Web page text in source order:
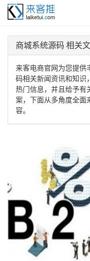
商城系统源码 相关
来客电商官网为您提供
码相关新闻资讯和知识
热门信息，并且给予有
案，下面从多角度全面
容。